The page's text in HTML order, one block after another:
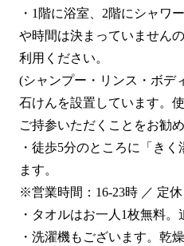
・1階に浴室、2階にシャワ
や時間は決まっていません
利用ください。
(シャンプー・リンス・ボデ
石けんを設置しています。
ご持参いただくことをお勧
・徒歩5分のところに「き
ます。
※営業時間：16-23時 ／ 定
・タオルはお一人1枚無料。
・洗濯機もございます。乾